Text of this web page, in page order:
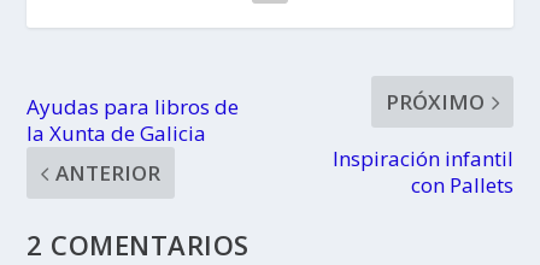
Ayudas para libros de
la Xunta de Galicia
ANTERIOR
PRÓXIMO
Inspiración infantil
con Pallets
2 COMENTARIOS